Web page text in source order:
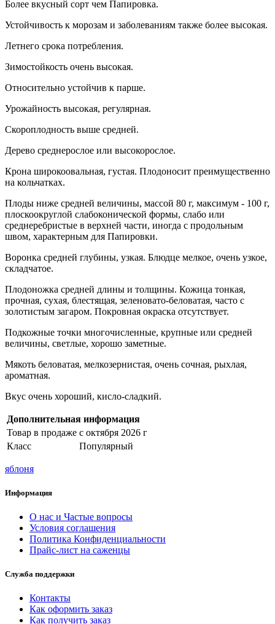
Более вкусный сорт чем Папировка.
Устойчивость к морозам и заболеваниям также более высокая.
Летнего срока потребления.
Зимостойкость очень высокая.
Относительно устойчив к парше.
Урожайность высокая, регулярная.
Скороплодность выше средней.
Дерево среднерослое или высокорослое.
Крона широкоовальная, густая. Плодоносит преимущественно
на кольчатках.
Плоды ниже средней величины, массой 80 г, максимум - 100 г,
плоскоокруглой слабоконической формы, слабо или
среднеребристые в верхней части, иногда с продольным
швом, характерным для Папировки.
Воронка средней глубины, узкая. Блюдце мелкое, очень узкое,
складчатое.
Плодоножка средней длины и толщины. Кожица тонкая,
прочная, сухая, блестящая, зеленовато-беловатая, часто с
золотистым загаром. Покровная окраска отсутствует.
Подкожные точки многочисленные, крупные или средней
величины, светлые, хорошо заметные.
Мякоть беловатая, мелкозернистая, очень сочная, рыхлая,
ароматная.
Вкус очень хороший, кисло-сладкий.
Дополнительная информация
Товар в продаже с октября 2026 г
Класс
Популярный
яблоня
Информация
О нас и Частые вопросы
Условия соглашения
Политика Конфиденциальности
Прайс-лист на саженцы
Служба поддержки
Контакты
Как оформить заказ
Как получить заказ